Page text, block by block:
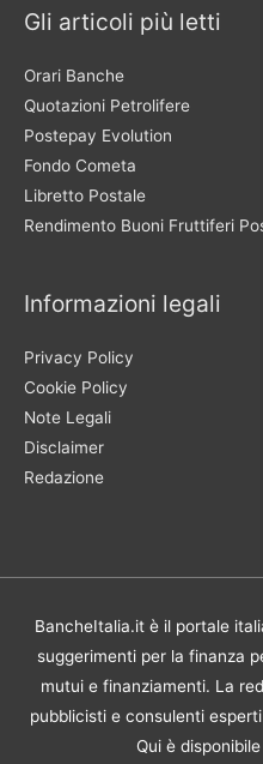
Gli articoli più letti
Orari Banche
Quotazioni Petrolifere
Postepay Evolution
Fondo Cometa
Libretto Postale
Rendimento Buoni Fruttiferi
Informazioni legali
Privacy Policy
Cookie Policy
Note Legali
Disclaimer
Redazione
BancheItalia.it è il portale
suggerimenti per la finanza
mutui e finanziamenti. La
pubblicisti e consulenti
Qui è disponibile